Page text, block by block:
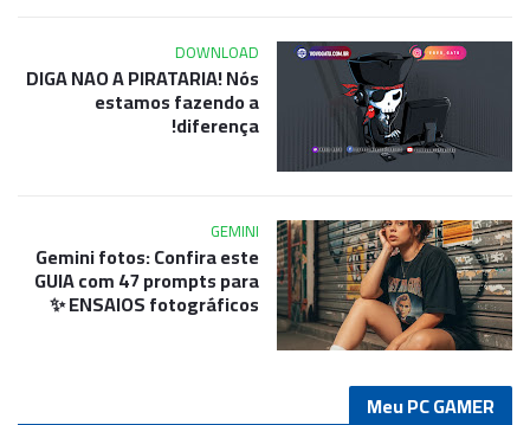
DOWNLOAD
DIGA NAO A PIRATARIA! Nós
estamos fazendo a
diferença!
GEMINI
Gemini fotos: Confira este
GUIA com 47 prompts para
ENSAIOS fotográficos ✨
Meu PC GAMER